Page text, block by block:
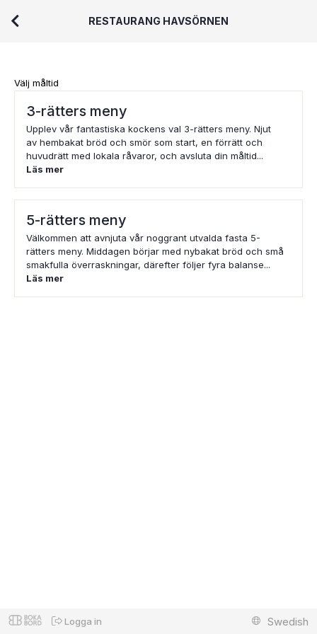
RESTAURANG HAVSÖRNEN
Välj måltid
3-rätters meny
Upplev vår fantastiska kockens val 3-rätters meny. Njut
av hembakat bröd och smör som start, en förrätt och
huvudrätt med lokala råvaror, och avsluta din måltid...
Läs mer
5-rätters meny
Välkommen att avnjuta vår noggrant utvalda fasta 5-
rätters meny. Middagen börjar med nybakat bröd och små
smakfulla överraskningar, därefter följer fyra balanse...
Läs mer
Logga in Swedish